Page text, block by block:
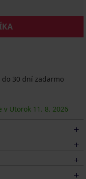
30 dní zadarmo
v Utorok 11. 8. 2026